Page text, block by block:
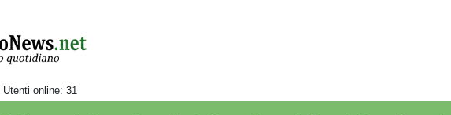
Utenti online: 31